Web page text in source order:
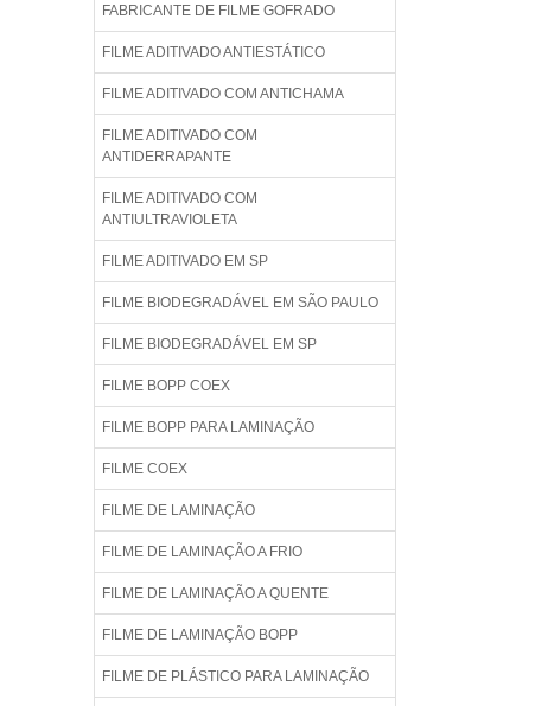
FABRICANTE DE FILME GOFRADO
FILME ADITIVADO ANTIESTÁTICO
FILME ADITIVADO COM ANTICHAMA
FILME ADITIVADO COM
ANTIDERRAPANTE
FILME ADITIVADO COM
ANTIULTRAVIOLETA
FILME ADITIVADO EM SP
FILME BIODEGRADÁVEL EM SÃO PAULO
FILME BIODEGRADÁVEL EM SP
FILME BOPP COEX
FILME BOPP PARA LAMINAÇÃO
FILME COEX
FILME DE LAMINAÇÃO
FILME DE LAMINAÇÃO A FRIO
FILME DE LAMINAÇÃO A QUENTE
FILME DE LAMINAÇÃO BOPP
FILME DE PLÁSTICO PARA LAMINAÇÃO